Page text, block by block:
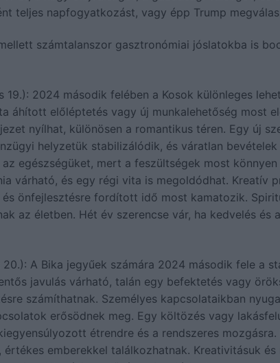
teljes napfogyatkozást, vagy épp Trump
számtalanszor gasztronómiai jóslatokba is
19.): 2024 második felében a Kosok különleges
áhított előléptetés vagy új munkalehetőség most
nyílhat, különösen a romantikus téren. Egy új
helyzetük stabilizálódik, és váratlan
egészségüket, mert a feszültségek most
várható, és egy régi vita is megoldódhat. Kreatív
és önfejlesztésre fordított idő most kamatozik.
az életben. Hét év szerencse vár, ha kedvelés és
20.): A Bika jegyűek számára 2024 második fele a
javulás várható, talán egy befektetés vagy
számíthatnak. Személyes kapcsolataikban
erősödnek meg. Egy költözés vagy
étrendre és a rendszeres
emberekkel találkozhatnak. Kreativitásuk és